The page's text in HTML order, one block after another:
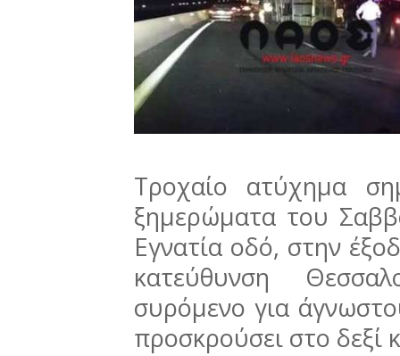
Τροχαίο ατύχημα
ξημερώματα του
Εγνατία οδό, στην
κατεύθυνση
συρόμενο για
προσκρούσει στο δεξί